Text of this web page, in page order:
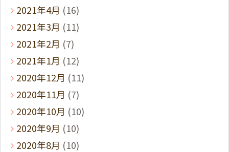
2021年4月 (16)
2021年3月 (11)
2021年2月 (7)
2021年1月 (12)
2020年12月 (11)
2020年11月 (7)
2020年10月 (10)
2020年9月 (10)
2020年8月 (10)